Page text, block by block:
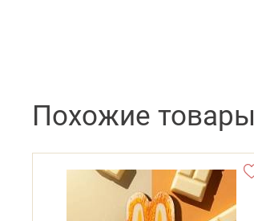
Похожие товары